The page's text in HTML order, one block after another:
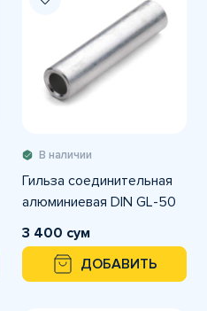
В наличии
Гильза соединительная
алюминиевая DIN GL-50
3 400 сум
ДОБАВИТЬ